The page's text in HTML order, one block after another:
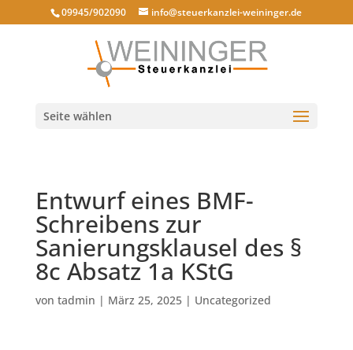
09945/902090 info@steuerkanzlei-weininger.de
Seite wählen
Entwurf eines BMF-
Schreibens zur
Sanierungsklausel des §
8c Absatz 1a KStG
von tadmin | März 25, 2025| Uncategorized